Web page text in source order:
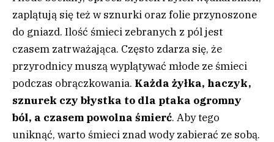
zaplątują się też w sznurki oraz folie przynoszone
do gniazd. Ilość śmieci zebranych z pól jest
czasem zatrważająca. Często zdarza się, że
przyrodnicy muszą wyplątywać młode ze śmieci
podczas obrączkowania. Każda żyłka, haczyk,
sznurek czy błystka to dla ptaka ogromny
ból, a czasem powolna śmierć. Aby tego
uniknąć, warto śmieci znad wody zabierać ze sobą.